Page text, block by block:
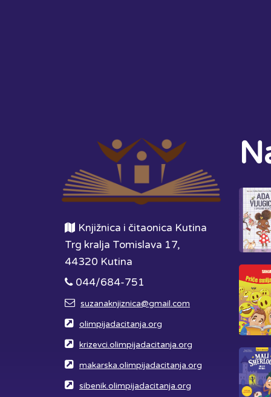
Knjižnica i čitaonica Kutina
Trg kralja Tomislava 17,
44320 Kutina
044/684-751
suzanaknjiznica@gmail.com
olimpijadacitanja.org
krizevci.olimpijadacitanja.org
makarska.olimpijadacitanja.org
sibenik.olimpijadacitanja.org